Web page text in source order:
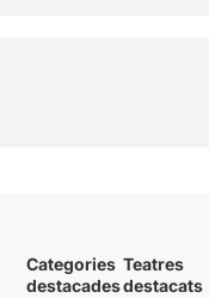
Categories
destacades
Teatres
destacats